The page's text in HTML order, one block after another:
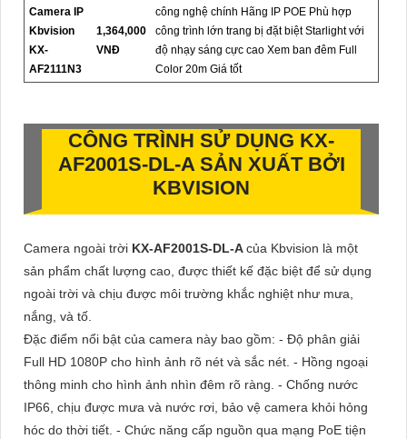
Camera IP
Kbvision
KX-
AF2111N3
1,364,000
VNĐ
công nghệ chính Hãng IP POE Phù hợp
công trình lớn trang bị đặt biệt Starlight với
độ nhạy sáng cực cao Xem ban đêm Full
Color 20m Giá tốt
CÔNG TRÌNH SỬ DỤNG KX-
AF2001S-DL-A SẢN XUẤT BỞI
KBVISION
Camera ngoài trời KX-AF2001S-DL-Acủa Kbvision là một
sản phẩm chất lượng cao, được thiết kế đặc biệt để sử dụng
ngoài trời và chịu được môi trường khắc nghiệt như mưa,
nắng, và tố.
Đặc điểm nổi bật của camera này bao gồm: - Độ phân giải
Full HD 1080P cho hình ảnh rõ nét và sắc nét. - Hồng ngoại
thông minh cho hình ảnh nhìn đêm rõ ràng. - Chống nước
IP66, chịu được mưa và nước rơi, bảo vệ camera khỏi hỏng
hóc do thời tiết. - Chức năng cấp nguồn qua mạng PoE tiện